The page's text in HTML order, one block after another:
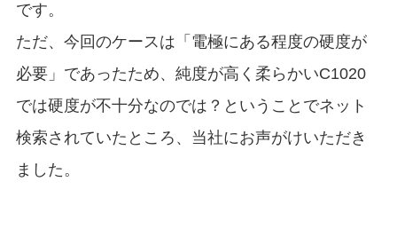
です。
ただ、今回のケースは「電極にある程度の硬度が
必要」であったため、純度が高く柔らかいC1020
では硬度が不十分なのでは？ということでネット
検索されていたところ、当社にお声がけいただき
ました。